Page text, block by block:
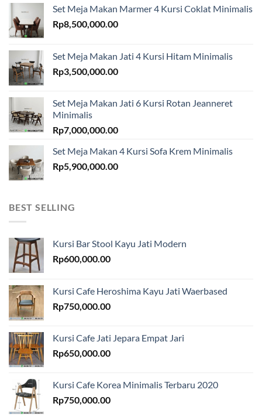
Set Meja Makan Marmer 4 Kursi Coklat Minimalis
Rp8,500,000.00
Set Meja Makan Jati 4 Kursi Hitam Minimalis
Rp3,500,000.00
Set Meja Makan Jati 6 Kursi Rotan Jeanneret
Minimalis
Rp7,000,000.00
Set Meja Makan 4 Kursi Sofa Krem Minimalis
Rp5,900,000.00
BEST SELLING
Kursi Bar Stool Kayu Jati Modern
Rp600,000.00
Kursi Cafe Heroshima Kayu Jati Waerbased
Rp750,000.00
Kursi Cafe Jati Jepara Empat Jari
Rp650,000.00
Kursi Cafe Korea Minimalis Terbaru 2020
Rp750,000.00